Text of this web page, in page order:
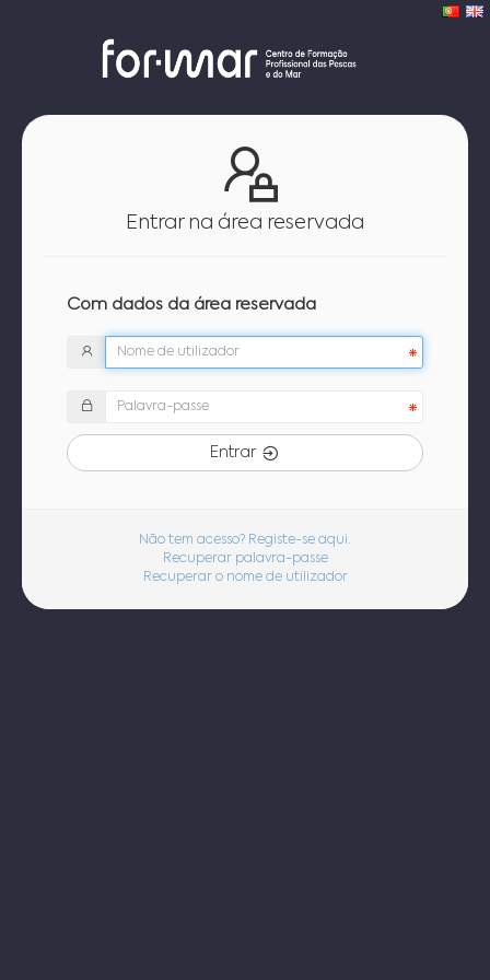
Entrar na área reservada
Com dados da área reservada
Entrar
Não tem acesso? Registe-se aqui.
Recuperar palavra-passe
Recuperar o nome de utilizador